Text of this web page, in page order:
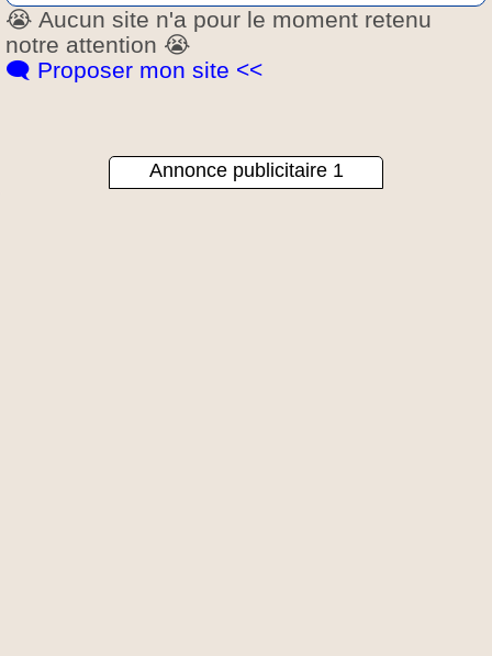
😭 Aucun site n'a pour le moment retenu
notre attention 😭
🗨️ Proposer mon site <<
Annonce publicitaire 1